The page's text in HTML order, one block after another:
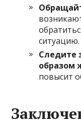
ситуацию.
Следите
образом
повысит